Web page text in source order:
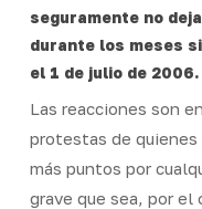
seguramente no
durante los meses
el 1 de julio de 2006.
Las reacciones son
protestas de quienes
más puntos por
grave que sea, por